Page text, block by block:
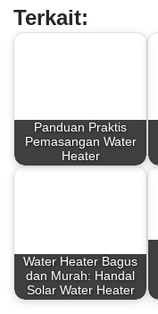
c
o
o e
Terkait:
Panduan Praktis
Pemasangan Water
Heater
Water Heater Bagus
dan Murah: Handal
Solar Water Heater